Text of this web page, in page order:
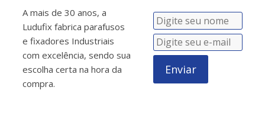
A mais de 30 anos, a
Ludufix fabrica parafusos
e fixadores Industriais
com excelência, sendo sua
escolha certa na hora da
compra.
Enviar